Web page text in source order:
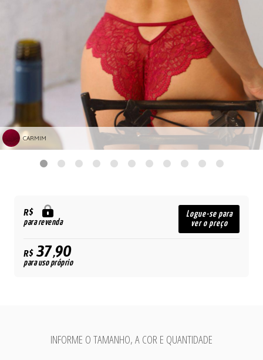
CARMIM
R$
para revenda
Logue-se para
ver o preço
R$37,90
para uso próprio
INFORME O TAMANHO, A COR E QUANTIDADE